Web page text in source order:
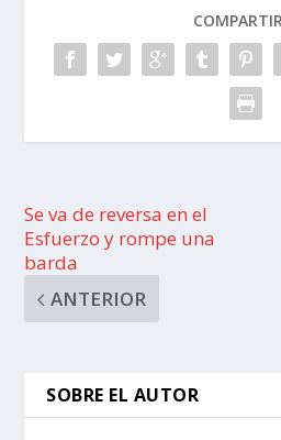
Se va de reversa en el
Esfuerzo y rompe una
barda
ANTERIOR
SOBRE EL AUTOR